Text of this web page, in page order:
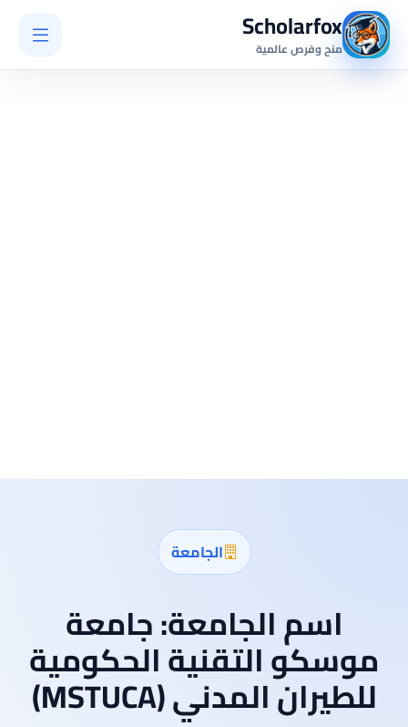
Scholarfox
منح وفرص عالمية
الجامعة
اسم الجامعة:جامعة
موسكو التقنية الحكومية
للطيران المدني (MSTUCA)